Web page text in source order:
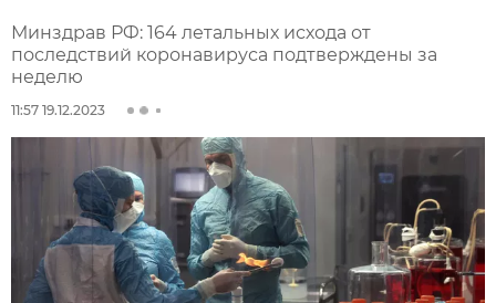
Минздрав РФ: 164 летальных исхода от
последствий коронавируса подтверждены за
неделю
11:57 19.12.2023